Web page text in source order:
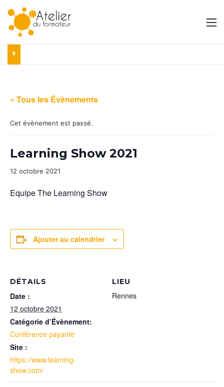
« Tous les Évènements
Cet évènement est passé.
Learning Show 2021
12 octobre 2021
Equipe The Learning Show
Ajouter au calendrier
DÉTAILS
Date :
12 octobre 2021
Catégorie d’Évènement:
Conférence payante
Site :
https://www.learning-
show.com/
LIEU
Rennes